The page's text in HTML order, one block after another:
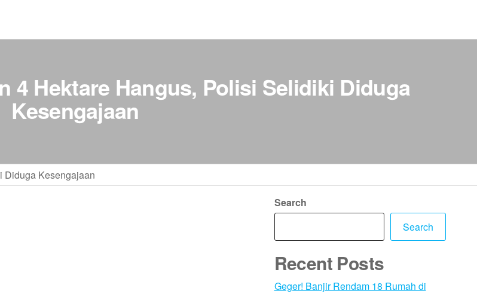
4 Hektare Hangus, Polisi Selidiki Diduga
Kesengajaan
Diduga Kesengajaan
Search
Search
Recent Posts
Geger! Banjir Rendam 18 Rumah di